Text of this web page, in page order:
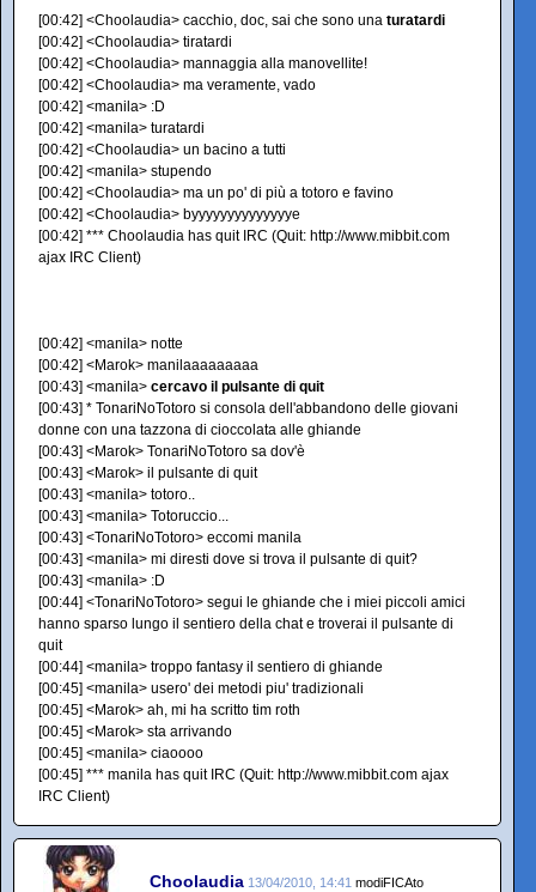
[00:42] <Choolaudia> cacchio, doc, sai che sono una turatardi
[00:42] <Choolaudia> tiratardi
[00:42] <Choolaudia> mannaggia alla manovellite!
[00:42] <Choolaudia> ma veramente, vado
[00:42] <manila> :D
[00:42] <manila> turatardi
[00:42] <Choolaudia> un bacino a tutti
[00:42] <manila> stupendo
[00:42] <Choolaudia> ma un po' di più a totoro e favino
[00:42] <Choolaudia> byyyyyyyyyyyyyye
[00:42] *** Choolaudia has quit IRC (Quit: http://www.mibbit.com
ajax IRC Client)
[00:42] <manila> notte
[00:42] <Marok> manilaaaaaaaaa
[00:43] <manila> cercavo il pulsante di quit
[00:43] * TonariNoTotoro si consola dell'abbandono delle giovani
donne con una tazzona di cioccolata alle ghiande
[00:43] <Marok> TonariNoTotoro sa dov'è
[00:43] <Marok> il pulsante di quit
[00:43] <manila> totoro..
[00:43] <manila> Totoruccio...
[00:43] <TonariNoTotoro> eccomi manila
[00:43] <manila> mi diresti dove si trova il pulsante di quit?
[00:43] <manila> :D
[00:44] <TonariNoTotoro> segui le ghiande che i miei piccoli amici
hanno sparso lungo il sentiero della chat e troverai il pulsante di
quit
[00:44] <manila> troppo fantasy il sentiero di ghiande
[00:45] <manila> usero' dei metodi piu' tradizionali
[00:45] <Marok> ah, mi ha scritto tim roth
[00:45] <Marok> sta arrivando
[00:45] <manila> ciaoooo
[00:45] *** manila has quit IRC (Quit: http://www.mibbit.com ajax
IRC Client)
Choolaudia 13/04/2010, 14:41 modiFICAto